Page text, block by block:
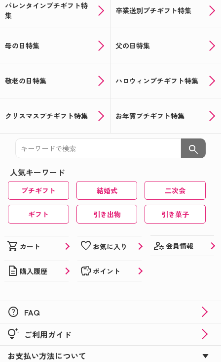
バレンタインプチギフト特
集
卒業送別プチギフト特集
母の日特集 父の日特集
敬老の日特集 ハロウィンプチギフト特集
クリスマスプチギフト特集 お年賀プチギフト特集
search
人気キーワード
プチギフト 結婚式 二次会
ギフト 引き出物 引き菓子
shopping_cart カート favorite お気に入り manage_accounts 会員情報
description 購入履歴 savings ポイント
help FAQ
tips_and_updates ご利用ガイド
お支払い方法について